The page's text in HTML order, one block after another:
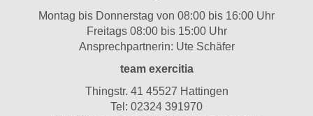
Montag bis Donnerstag von 08:00 bis 16:00 Uhr
Freitags 08:00 bis 15:00 Uhr
Ansprechpartnerin: Ute Schäfer
team exercitia
Thingstr. 41 45527 Hattingen
Tel: 02324 391970